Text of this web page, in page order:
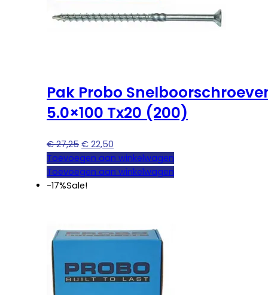
Pak Probo
5.0×100 Tx20 (200)
€27,25 Oorspronkelijke
prijs
was:
€ 27,25.
€ 22,50
prijs
is:
Toevoegen aan winkelwagen
Toevoegen aan winkelwagen
-17%Sale!